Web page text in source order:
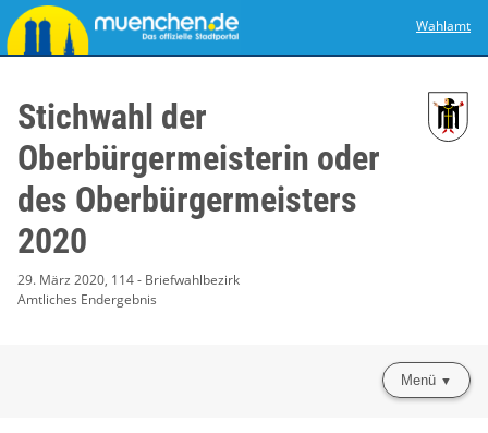
Wahlamt
Stichwahl der
Oberbürgermeisterin oder
des Oberbürgermeisters
2020
29. März 2020, 114 - Briefwahlbezirk
Amtliches Endergebnis
Menü